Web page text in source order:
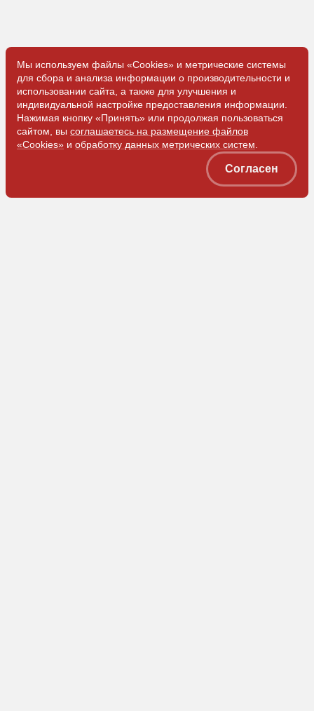
Мы используем файлы «Cookies» и метрические системы
для сбора и анализа информации о производительности и
использовании сайта, а также для улучшения и
индивидуальной настройке предоставления информации.
Нажимая кнопку «Принять» или продолжая пользоваться
сайтом, вы соглашаетесь на размещение файлов
«Cookies» и обработку данных метрических систем
Согласен